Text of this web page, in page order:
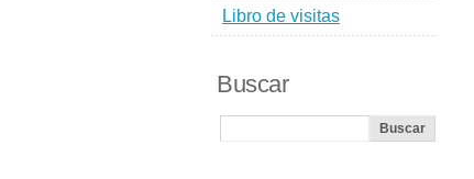
Libro de visitas
Buscar